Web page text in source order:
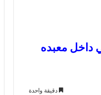
داخل معبده
دقيقة واحدة